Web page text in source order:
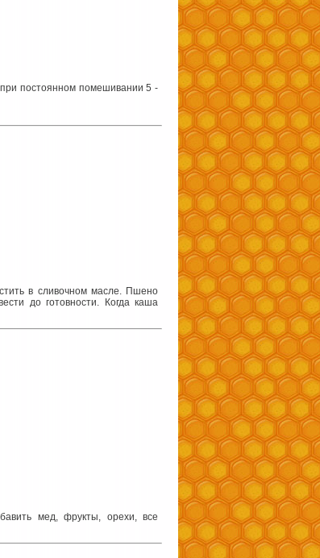
при постоянном помешивании 5 -
в сливочном масле. Пшено
до готовности. Когда каша
мед, фрукты, орехи, все